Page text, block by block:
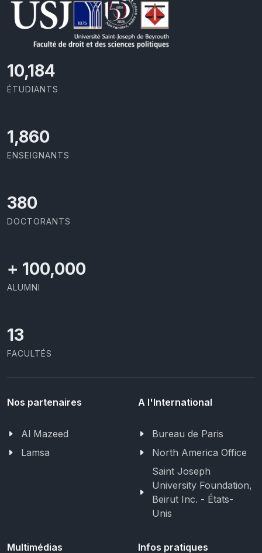
10,801
ÉTUDIANTS
1,973
ENSEIGNANTS
403
DOCTORANTS
+ 100,000
ALUMNI
13
FACULTÉS
Nos partenaires
Al Mazeed
Lamsa
A l'International
Bureau de Paris
North America Office
Saint Joseph
University Foundation,
Beirut Inc. - États-
Unis
Multimédias Infos pratiques